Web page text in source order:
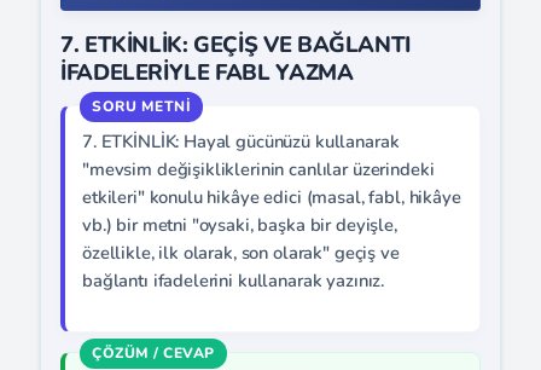
7. ETKİNLİK: GEÇİŞ VE BAĞLANTI
İFADELERİYLE FABL YAZMA
7. ETKİNLİK: Hayal gücünüzü kullanarak
"mevsim değişikliklerinin canlılar üzerindeki
etkileri" konulu hikâye edici (masal, fabl, hikâye
vb.) bir metni "oysaki, başka bir deyişle,
özellikle, ilk olarak, son olarak" geçiş ve
bağlantı ifadelerini kullanarak yazınız.